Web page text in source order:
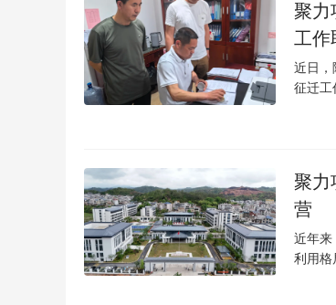
聚力
工作
近日，
征迁工
聚力
营
近年来
利用格